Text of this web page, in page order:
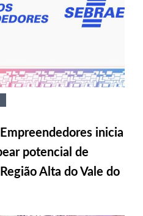
inicia
potencial de
Alta do Vale do